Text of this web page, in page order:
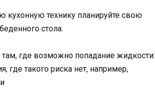
кухонную технику планируйте свою
стола.
где возможно попадание жидкости:
где такого риска нет, например,